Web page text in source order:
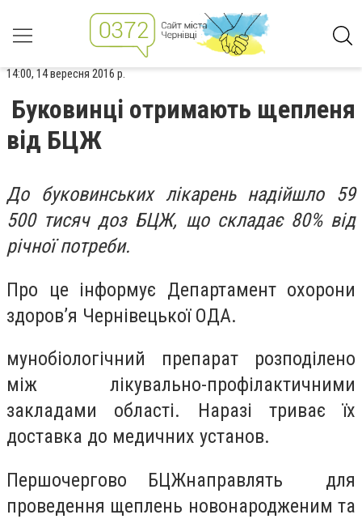
14:00, 14 вересня 2016 р.
Буковинці отримають щепленя
від БЦЖ
До буковинських лікарень надійшло 59
500 тисяч доз БЦЖ, що складає 80% від
річної потреби.
Про це інформує Департамент охорони
здоров’я Чернівецької ОДА.
мунобіологічний препарат розподілено
між лікувально-профілактичними
закладами області. Наразі триває їх
доставка до медичних установ.
Першочергово БЦЖнаправлять для
проведення щеплень новонародженим та